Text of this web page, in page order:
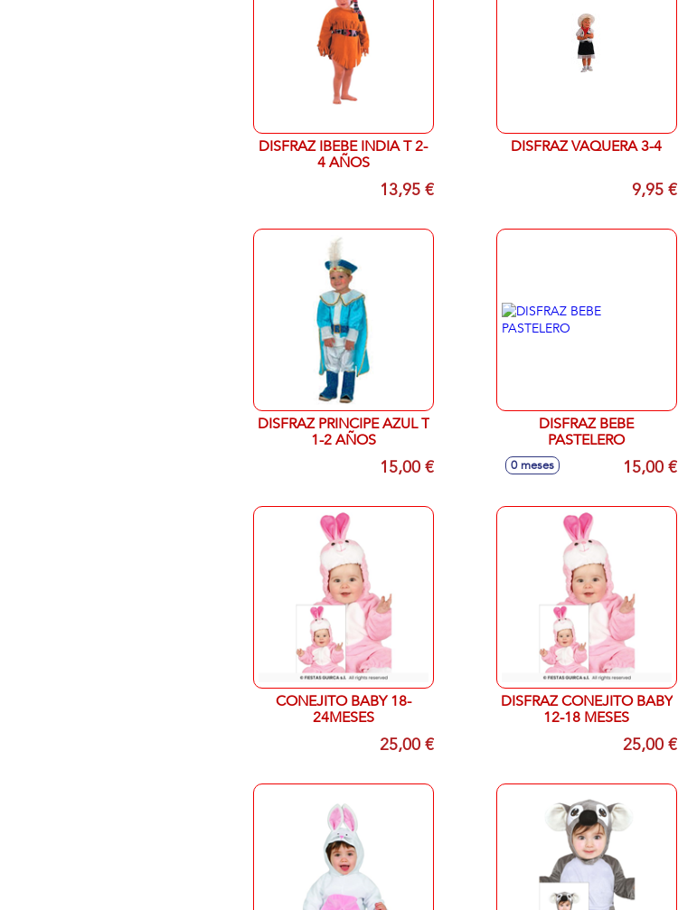
DISFRAZ IBEBE INDIA T 2-
4 AÑOS
13,95 €
DISFRAZ VAQUERA 3-4
9,95 €
DISFRAZ PRINCIPE AZUL T
1-2 AÑOS
15,00 €
DISFRAZ BEBE
PASTELERO
0 meses 15,00 €
CONEJITO BABY 18-
24MESES
25,00 €
DISFRAZ CONEJITO BABY
12-18 MESES
25,00 €